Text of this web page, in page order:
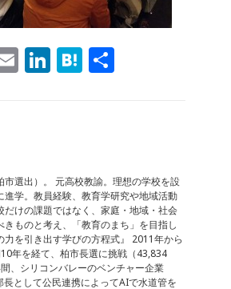
E Li
n
H
市選出）。 元高校教諭。理想の学校を設
進学。教員経験、教育学研究や地域活動
だけの課題ではなく、家庭・地域・社会
きものと考え、「教育のまち」を目指し
力を引き出す学びの方程式』 2011年から
年を経て、柏市長選に挑戦（43,834
、シリコンバレーのベンチャー企業
として公民連携によってAIで水道管を